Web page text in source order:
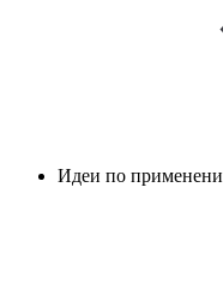
Идеи по